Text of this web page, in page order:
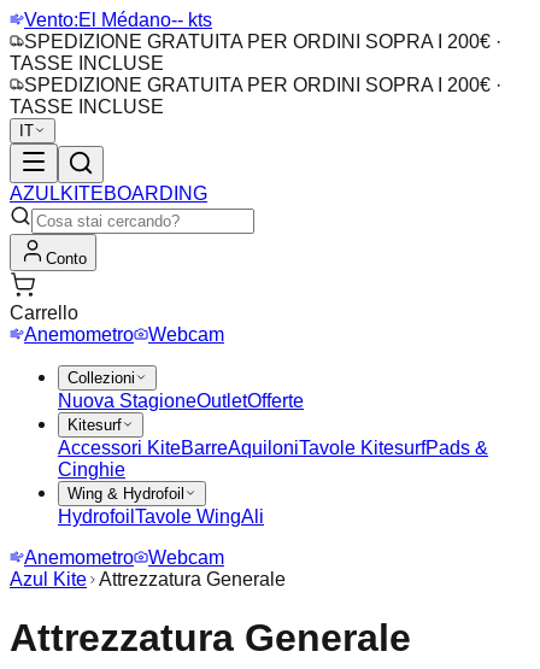
Vento:El Médano-- kts
SPEDIZIONE GRATUITA PER ORDINI SOPRA I 200€ ·
TASSE INCLUSE
SPEDIZIONE GRATUITA PER ORDINI SOPRA I 200€ ·
TASSE INCLUSE
IT
AZULKITEBOARDING
Conto
Carrello
Anemometro
Webcam
Collezioni
Nuova StagioneOutletOfferte
Kitesurf
Accessori KiteBarreAquiloniTavole KitesurfPads &
Cinghie
Wing & Hydrofoil
Hydrofoil Tavole WingAli
Anemometro
Webcam
Azul Kite Attrezzatura Generale
Attrezzatura Generale